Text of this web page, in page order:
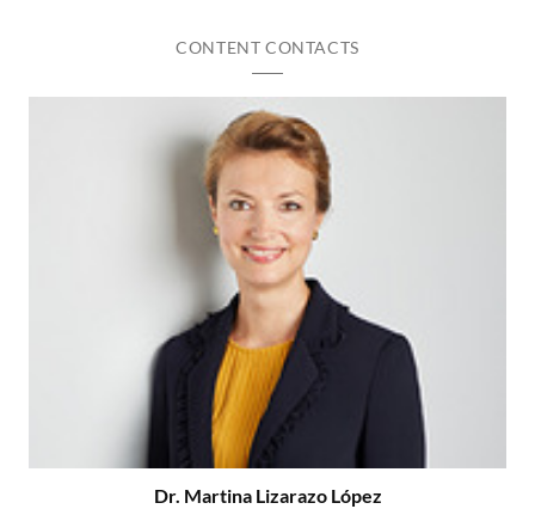
CONTENT CONTACTS
Dr. Martina Lizarazo López